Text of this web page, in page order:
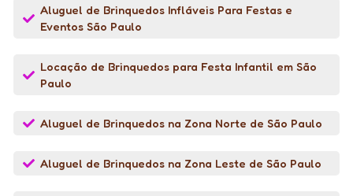
Aluguel de Brinquedos Infláveis Para Festas e
Eventos São Paulo
Locação de Brinquedos para Festa Infantil em São
Paulo
Aluguel de Brinquedos na Zona Norte de São Paulo
Aluguel de Brinquedos na Zona Leste de São Paulo